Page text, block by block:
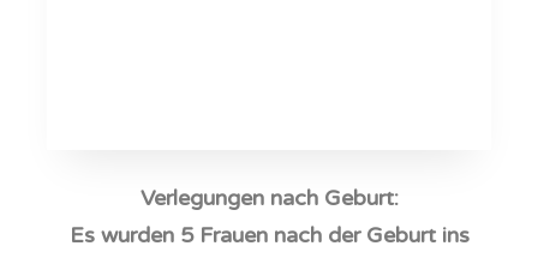
Verlegungen nach Geburt:
Es wurden 5 Frauen nach der Geburt ins